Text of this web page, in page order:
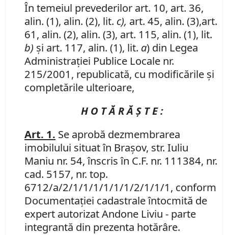
În temeiul prevederilor art. 10, art. 36,
alin. (1), alin. (2), lit. c), art. 45, alin. (3),art.
61, alin. (2), alin. (3), art. 115, alin. (1), lit.
b) şi art. 117, alin. (1), lit. a) din Legea
Administraţiei Publice Locale nr.
215/2001, republicată, cu modificările şi
completările ulterioare,
H O T Ă R Ă Ş T E :
Art. 1. Se aprobă dezmembrarea
imobilului situat în Braşov, str. Iuliu
Maniu nr. 54, înscris în C.F. nr. 111384, nr.
cad. 5157, nr. top.
6712/a/2/1/1/1/1/1/1/2/1/1/1, conform
Documentaţiei cadastrale întocmită de
expert autorizat Andone Liviu - parte
integrantă din prezenta hotărâre.